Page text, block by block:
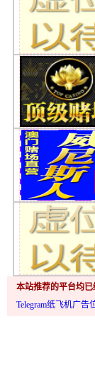
本站推荐的平台均
Telegram纸飞机广告